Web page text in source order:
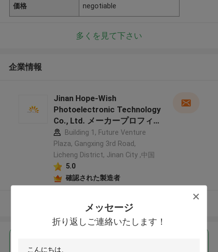
メッセージ
折り返しご連絡いたします！
価格 negotiable
多くを見て下さい
企業情報
Jinan Hope-Wish
Photoelectronic Technology
Co., Ltd. メーカープロフィ
ールBuilding 1, Future Venture
Plaza, Gangxing 3rd Road,
Licheng District, Jinan City ,中国
5.0
確認された製造者
多くを見て下さい